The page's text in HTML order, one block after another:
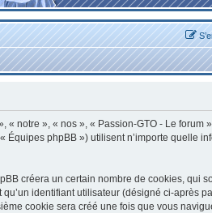
notre », « nos », « Passion-GTO - Le forum
phpBB ») utilisent n’importe quelle
créera un certain nombre de cookies, qui
identifiant utilisateur (désigné ci-après
cookie sera créé une fois que vous